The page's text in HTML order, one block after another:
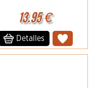
13.95€
Detalles